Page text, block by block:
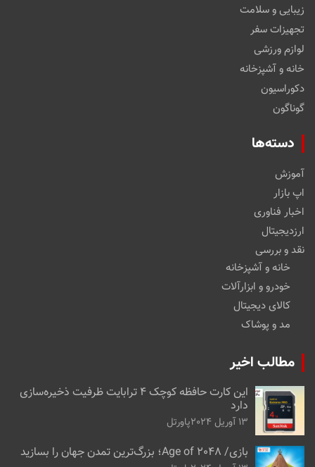
زیبایی و سلامت
تجهیزات سفر
لوازم ورزشی
خانه و آشپزخانه
دکوراسیون
گوناگون
دسته‌ها
آموزش
اپ بازار
اخبار فناوری
ارزدیجیتال
نقد و بررسی
خانه و آشپزخانه
خودرو و ابزارآلات
کالای دیجیتال
مد و پوشاک
مطالب اخیر
این کارت حافظه کوچک ۴ ترابایت ظرفیت ذخیره‌سازی
دارد
13 آوریل 2024 پاورتل
بازی/ Age of 2048؛ بزرگ‌ترین تمدن جهان را بسازید